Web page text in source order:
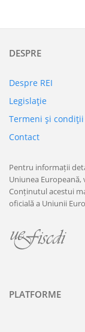
DESPRE
Despre REI
Legislaţie
Termeni şi condiţii
Contact
Pentru informații
Uniunea
Conținutul acestui
oficială a Uniunii
PLATFORME